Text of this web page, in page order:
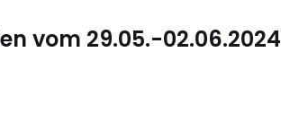
vom 29.05.-02.06.2024